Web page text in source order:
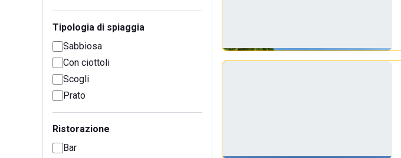
Tipologia di spiaggia
Sabbiosa
Con ciottoli
Scogli
Prato
Ristorazione
Bar